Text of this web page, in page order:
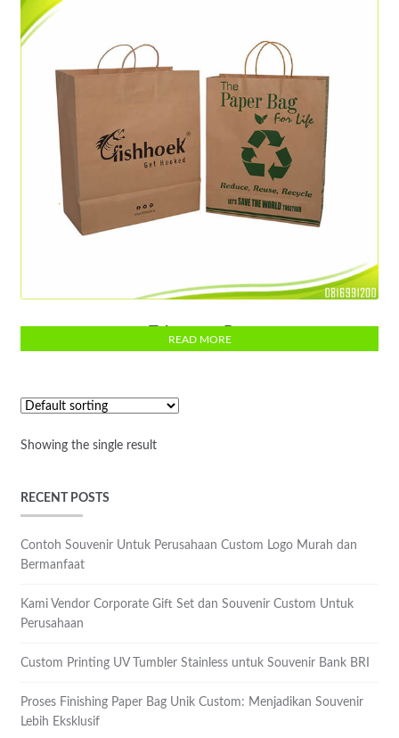
READ MORE
Showing the single result
RECENT POSTS
Contoh Souvenir Untuk Perusahaan Custom Logo Murah dan
Bermanfaat
Kami Vendor Corporate Gift Set dan Souvenir Custom Untuk
Perusahaan
Custom Printing UV Tumbler Stainless untuk Souvenir Bank BRI
Proses Finishing Paper Bag Unik Custom: Menjadikan Souvenir
Lebih Eksklusif